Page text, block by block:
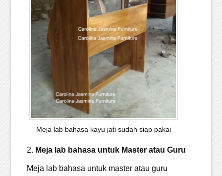
Meja lab bahasa kayu jati sudah siap pakai
2. Meja lab bahasa untuk Master atau Guru
Meja lab bahasa untuk master atau guru